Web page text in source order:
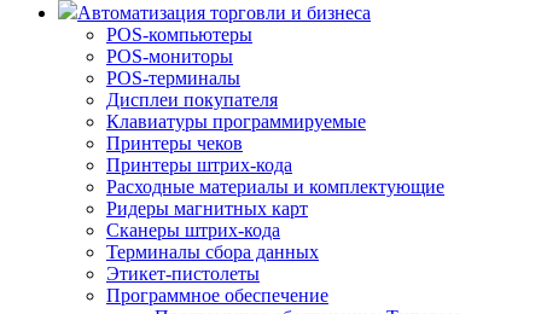
Автоматизация торговли и бизнеса
POS-компьютеры
POS-мониторы
POS-терминалы
Дисплеи покупателя
Клавиатуры программируемые
Принтеры чеков
Принтеры штрих-кода
Расходные материалы и комплектующие
Ридеры магнитных карт
Сканеры штрих-кода
Терминалы сбора данных
Этикет-пистолеты
Программное обеспечение